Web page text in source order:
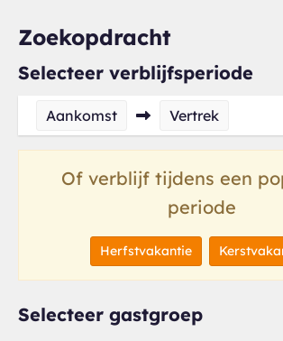
Zoekopdracht
Selecteer verblijfsperiode
Aankomst Vertrek
Of verblijf tijdens een
periode
Herfstvakantie
Selecteer gastgroep